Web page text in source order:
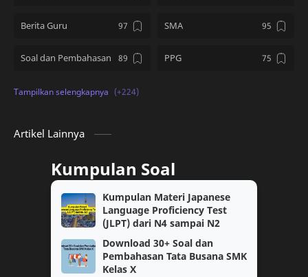
Berita Guru SMA
Soal dan Pembahasan PPG
Kumpulan Soal
PPG Guru Tertentu
Topik PMM
PPPK
Artikel Lainnya
Kumpulan Soal
Kumpulan Materi Japanese
Language Proficiency Test
(JLPT) dari N4 sampai N2
Download 30+ Soal dan
Pembahasan Tata Busana SMK
Kelas X